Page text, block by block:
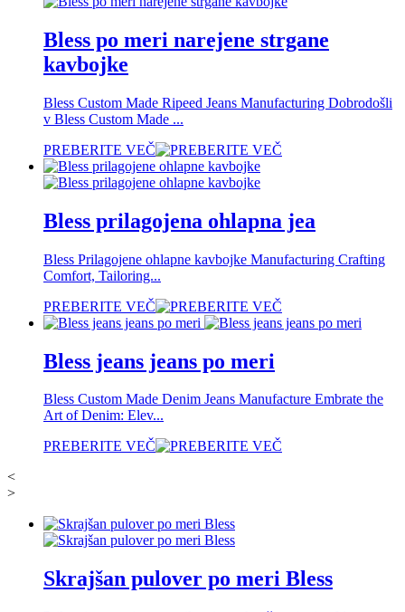
Bless po meri narejene strgane
kavbojke
Bless Custom Made Ripeed Jeans Manufacturing Dobrodošli
v Bless Custom Made ...
PREBERITE VEČ
Bless prilagojena ohlapna jea
Bless Prilagojene ohlapne kavbojke Manufacturing Crafting
Comfort, Tailoring...
PREBERITE VEČ
Bless jeans jeans po meri
Bless Custom Made Denim Jeans Manufacture Embrate the
Art of Denim: Elev...
PREBERITE VEČ
<
>
Skrajšan pulover po meri Bless